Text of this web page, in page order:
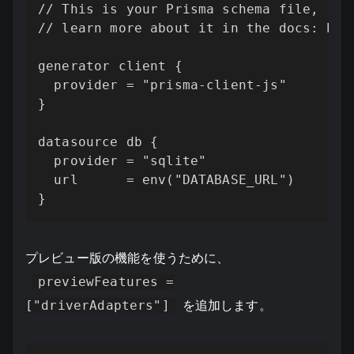
// This is your Prisma schema file,
// learn more about it in the docs:
generator client {
  provider = "prisma-client-js"
}
datasource db {
  provider = "sqlite"
  url      = env("DATABASE_URL")
}
プレビュー版の機能を使うために、
previewFeatures =
["driverAdapters"]
を追加します。